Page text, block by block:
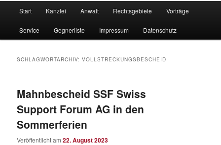
Start Kanzlei Anwalt Rechtsgebiete Vorträge
Service Gegnerliste Impressum Datenschutz
SCHLAGWORTARCHIV:VOLLSTRECKUNGSBESCHEID
Mahnbescheid SSF Swiss
Support Forum AG in den
Sommerferien
Veröffentlicht am22. August 2023